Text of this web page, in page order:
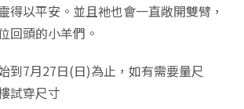
得以平安。並且祂也會一直敞開雙臂，
回頭的小羊們。
到7月27日(日)為止，如有需要量尺
試穿尺寸